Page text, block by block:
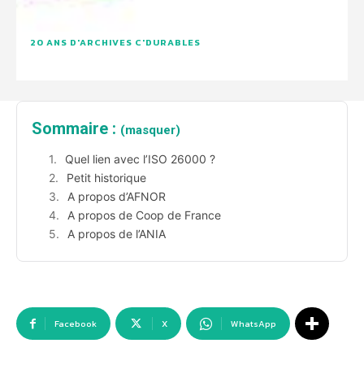
20 ANS D'ARCHIVES C'DURABLES
Sommaire : (masquer)
Quel lien avec l’ISO 26000 ?
Petit historique
A propos d’AFNOR
A propos de Coop de France
A propos de l’ANIA
Facebook X WhatsApp